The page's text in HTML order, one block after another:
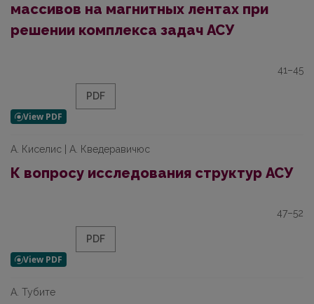
массивов на магнитных лентах при
решении комплекса задач АСУ
41–45
PDF
А. Киселис | А. Кведеравичюс
К вопросу исследования структур АСУ
47–52
PDF
А. Тубите